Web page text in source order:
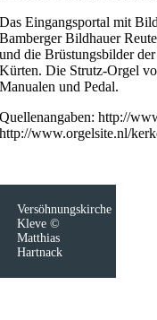
Das Eingangsportal mit
Bamberger Bildhauer
und die Brüstungsbilder
Kürten. Die Strutz-Orgel
Manualen und Pedal.
Quellenangaben: http://
http://www.orgelsite.nl/
Versöhnungskirche
Kleve ©
Matthias
Hartnack